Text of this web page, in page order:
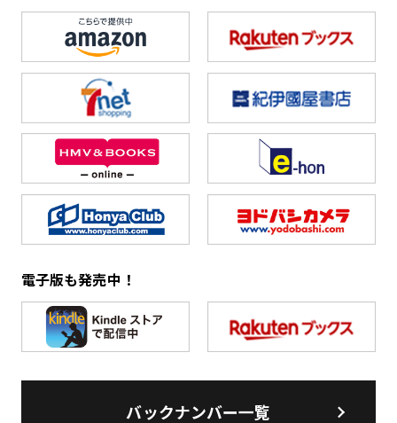
電子版も発売中！
バックナンバー一覧